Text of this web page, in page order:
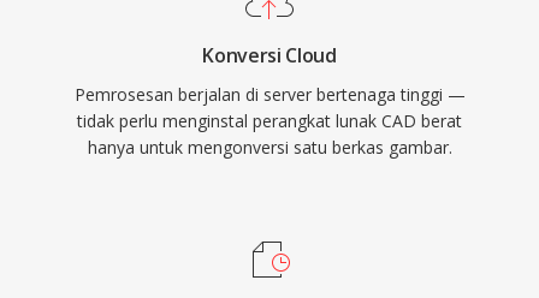
Konversi Cloud
Pemrosesan berjalan di server bertenaga tinggi —
tidak perlu menginstal perangkat lunak CAD berat
hanya untuk mengonversi satu berkas gambar.